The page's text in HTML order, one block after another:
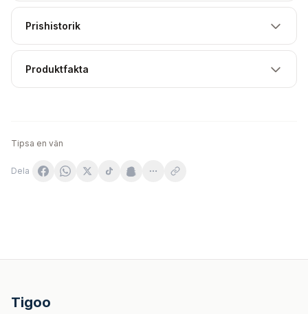
Prishistorik
Produktfakta
Tipsa en vän
Dela
Kenay - Orgen-Him - 60 kapslar
Tigoo